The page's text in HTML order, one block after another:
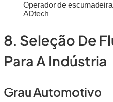
Operador de
ADtech
8. Seleção De
Para A Indústria
Grau Automotivo